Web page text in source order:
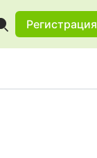
Регистрация